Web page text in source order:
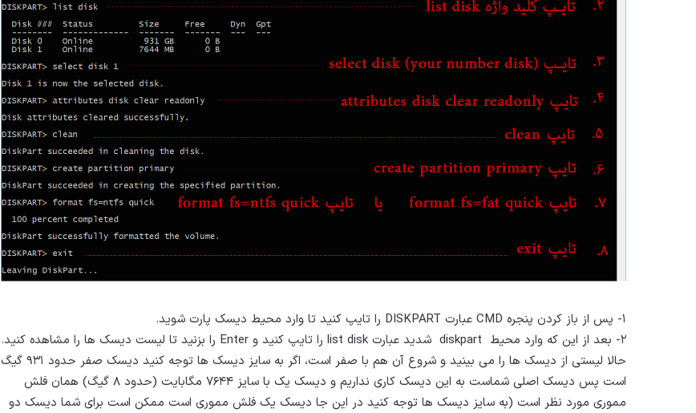
۱- پس از باز کردن پنجره CMD عبارت DISKPART را تایپ کنید تا وارد محیط دیسک پارت شوید.
۲- بعد از این که وارد محیط diskpart شدید عبارت list disk را تایپ کنید و Enter را بزنید تا لیست دیسک ها را مشاهده کنید.
حالا لیستی از دیسک ها را می بینید و شروع آن هم با صفر است، اگر به سایز دیسک ها توجه کنید دیسک صفر حدود ۹۳۱ گیگ
است پس دیسک اصلی شماست به این دیسک کاری نداریم و دیسک یک با سایز ۷۶۴۴ مگابایت (حدود ۸ گیگ) همان فلش
مموری مورد نظر است (به سایز دیسک ها توجه کنید در این جا دیسک یک فلش مموری است ممکن است برای شما دیسک دو